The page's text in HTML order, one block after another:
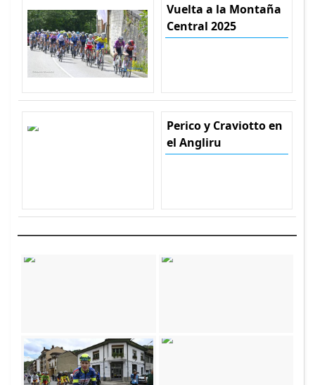
Vuelta a la Montaña
Central 2025
Perico y Craviotto en
el Angliru